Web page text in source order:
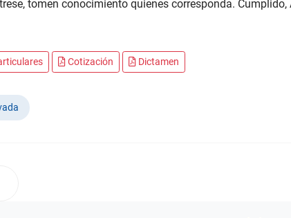
tomen conocimiento quienes corresponda.
Cotización Dictamen